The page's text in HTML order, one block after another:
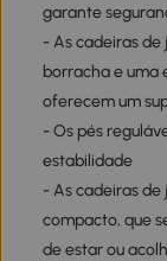
garante
- As cadeiras
borracha e uma
oferecem um
- Os pés
estabilidade
- As cadeiras
compacto, que
de estar ou